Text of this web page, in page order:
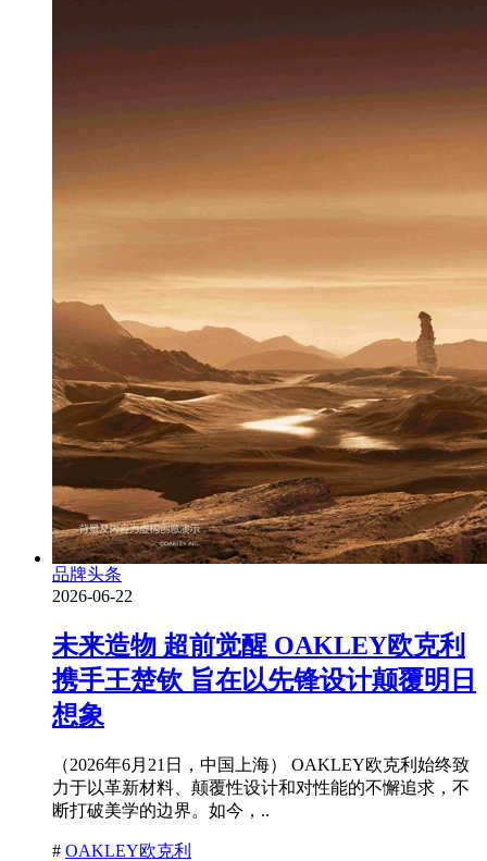
品牌头条
2026-06-22
未来造物 超前觉醒 OAKLEY欧克利
携手王楚钦 旨在以先锋设计颠覆明日
想象
（2026年6月21日，中国上海） OAKLEY欧克利始终致
力于以革新材料、颠覆性设计和对性能的不懈追求，不
断打破美学的边界。如今，..
# OAKLEY欧克利